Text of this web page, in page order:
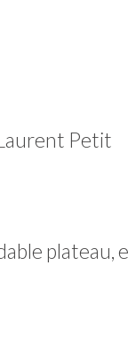
Petit
plateau,